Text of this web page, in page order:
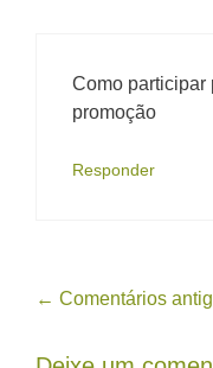
Como participar
promoção
Responder
Navegação
← Comentários